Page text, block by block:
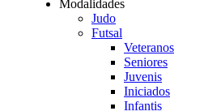
Modalidades
Judo
Futsal
Veteranos
Seniores
Juvenis
Iniciados
Infantis